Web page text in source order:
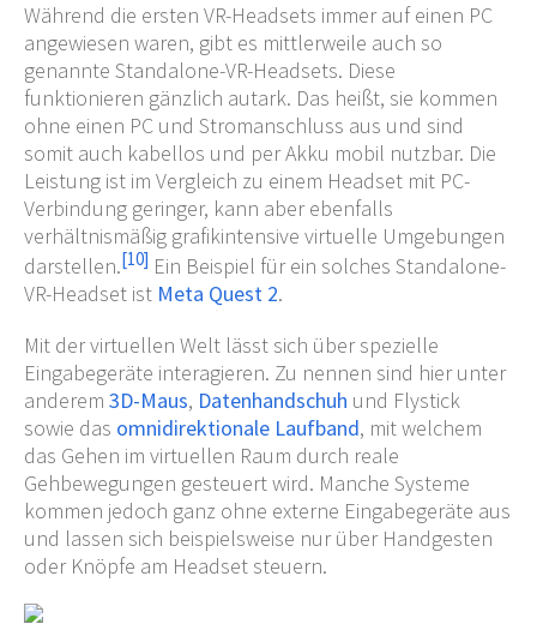
Während die ersten VR-Headsets immer auf einen PC
angewiesen waren, gibt es mittlerweile auch so
genannte Standalone-VR-Headsets. Diese
funktionieren gänzlich autark. Das heißt, sie kommen
ohne einen PC und Stromanschluss aus und sind
somit auch kabellos und per Akku mobil nutzbar. Die
Leistung ist im Vergleich zu einem Headset mit PC-
Verbindung geringer, kann aber ebenfalls
verhältnismäßig grafikintensive virtuelle Umgebungen
darstellen.[10] Ein Beispiel für ein solches Standalone-
VR-Headset ist Meta Quest 2.
Mit der virtuellen Welt lässt sich über spezielle
Eingabegeräte interagieren. Zu nennen sind hier unter
anderem 3D-Maus, Datenhandschuh und Flystick
sowie das omnidirektionale Laufband, mit welchem
das Gehen im virtuellen Raum durch reale
Gehbewegungen gesteuert wird. Manche Systeme
kommen jedoch ganz ohne externe Eingabegeräte aus
und lassen sich beispielsweise nur über Handgesten
oder Knöpfe am Headset steuern.